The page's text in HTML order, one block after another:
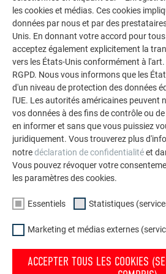
Commander gratuitement des prospectus
crues – avec les produits PREFA en
est non seulement jolie, mais aussi
les cookies et médias. Ces cookies
données par nous et par des
Unis. En donnant votre accord pour
acceptez également explicitement la
vers les États-Unis conformément à
RGPD. Nous vous informons que les
d'un niveau de protection des données
l'UE. Les autorités américaines peuvent
vos données à des fins de contrôle ou
en informer et sans que vous puissiez
juridiquement. Vous trouverez plus
notredéclaration de confidentialitéet
Vous pouvez révoquer votre
les paramètres des cookies.
Essentiels Statistiques
Marketing et médias externes
ACCEPTER TOUS LES COOKIES